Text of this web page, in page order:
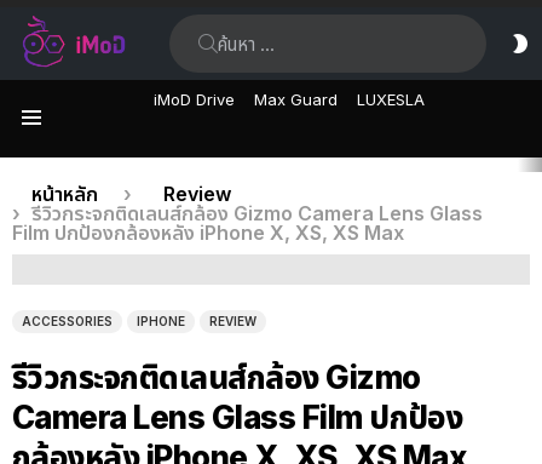
iMoD Drive Max Guard LUXESLA
เรื่อง
ล่าสุด
คุณอยู่ที่นี่:
หน้าหลัก
Review
รีวิวกระจกติดเลนส์กล้อง Gizmo Camera Lens Glass
Film ปกป้องกล้องหลัง iPhone X, XS, XS Max
ACCESSORIES IPHONE REVIEW
รีวิวกระจกติดเลนส์กล้อง Gizmo
Camera Lens Glass Film ปกป้อง